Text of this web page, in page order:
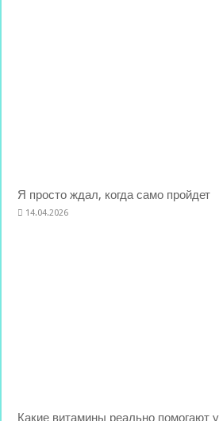
Я просто ждал, когда само пройдет
14.04.2026
Какие витамины реально помогают